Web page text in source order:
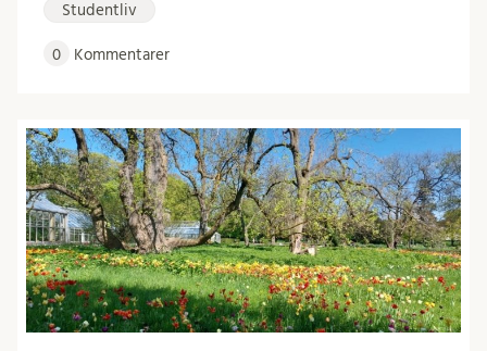
Studentliv
0 Kommentarer